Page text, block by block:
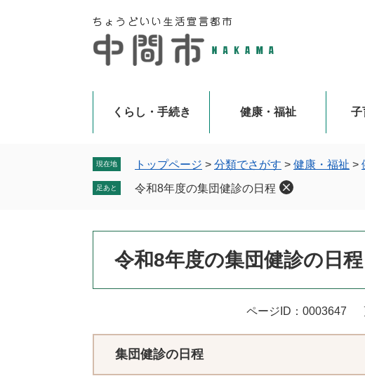
くらし・手続き 健康・福祉 子
現在地 トップページ > 分類でさがす > 健康・福祉 >
足あと 令和8年度の集団健診の日程
令和8年度の集団健診の日程
ページID：0003647
集団健診の日程